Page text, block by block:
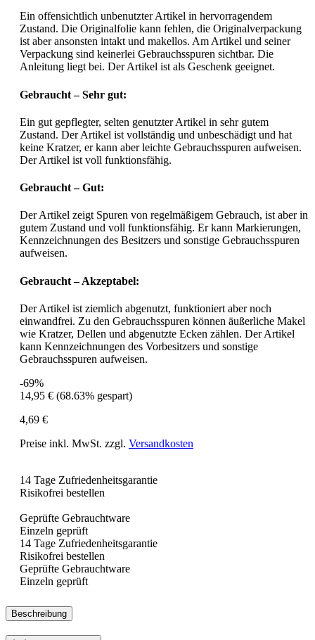
Ein offensichtlich unbenutzter Artikel in hervorragendem
Zustand. Die Originalfolie kann fehlen, die Originalverpackung
ist aber ansonsten intakt und makellos. Am Artikel und seiner
Verpackung sind keinerlei Gebrauchsspuren sichtbar. Die
Anleitung liegt bei. Der Artikel ist als Geschenk geeignet.
Gebraucht – Sehr gut:
Ein gut gepflegter, selten genutzter Artikel in sehr gutem
Zustand. Der Artikel ist vollständig und unbeschädigt und hat
keine Kratzer, er kann aber leichte Gebrauchsspuren aufweisen.
Der Artikel ist voll funktionsfähig.
Gebraucht – Gut:
Der Artikel zeigt Spuren von regelmäßigem Gebrauch, ist aber in
gutem Zustand und voll funktionsfähig. Er kann Markierungen,
Kennzeichnungen des Besitzers und sonstige Gebrauchsspuren
aufweisen.
Gebraucht – Akzeptabel:
Der Artikel ist ziemlich abgenutzt, funktioniert aber noch
einwandfrei. Zu den Gebrauchsspuren können äußerliche Makel
wie Kratzer, Dellen und abgenutzte Ecken zählen. Der Artikel
kann Kennzeichnungen des Vorbesitzers und sonstige
Gebrauchsspuren aufweisen.
-69%
14,95 € (68.63% gespart)
4,69 €
Preise inkl. MwSt. zzgl. Versandkosten
14 Tage Zufriedenheitsgarantie
Risikofrei bestellen
Geprüfte Gebrauchtware
Einzeln geprüft
14 Tage Zufriedenheitsgarantie
Risikofrei bestellen
Geprüfte Gebrauchtware
Einzeln geprüft
Beschreibung